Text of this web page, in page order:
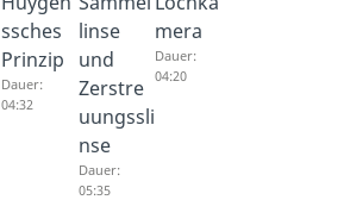
ssches
Prinzip
Dauer:
04:32
linse
und
Zerstre
uungssli
nse
Dauer:
05:35
mera
Dauer:
04:20